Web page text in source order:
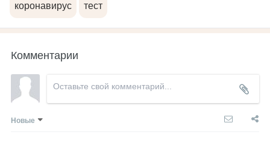
коронавирус тест
Комментарии
Новые